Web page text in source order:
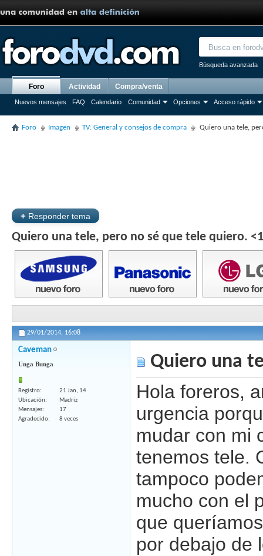
Búsqueda avanzada
Foro
Nuevos mensajes FAQ Calendario Comunidad Opciones Acceso rápido
Actividad Compra/venta
Foro Imagen TV: General y consejos de compra Quiero una tele,
+ Responder tema
Quiero una tele, pero no sé que tele quiero.
29/01/2014, 16:08
Caveman
Unga Bunga
Registro
21 Jan, 14
Ubicación
Madriz
Mensajes
17
Agradecido
8 veces
Quiero una
Hola foreros,
urgencia
mudar con mi
tenemos tele.
tampoco
mucho con el
que
por debajo de